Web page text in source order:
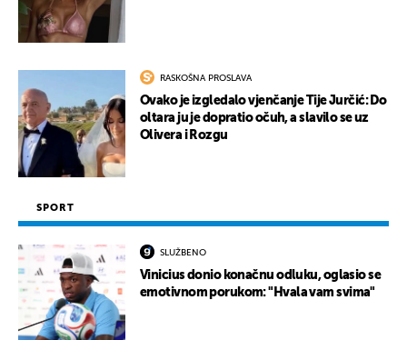
RASKOŠNA PROSLAVA
Ovako je izgledalo vjenčanje Tije Jurčić: Do
oltara ju je dopratio očuh, a slavilo se uz
Olivera i Rozgu
SPORT
SLUŽBENO
Vinicius donio konačnu odluku, oglasio se
emotivnom porukom: "Hvala vam svima"